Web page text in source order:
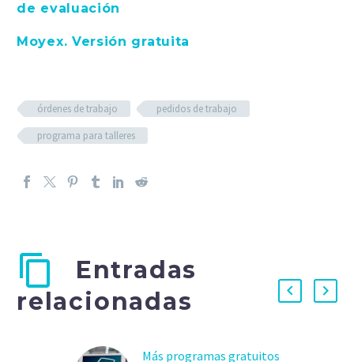
de evaluación
Moyex. Versión gratuita
órdenes de trabajo
pedidos de trabajo
programa para talleres
Entradas
relacionadas
Más programas gratuitos